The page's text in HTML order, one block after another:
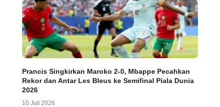
Prancis Singkirkan Maroko 2-0, Mbappe Pecahkan
Rekor dan Antar Les Bleus ke Semifinal Piala Dunia
2026
10 Juli 2026